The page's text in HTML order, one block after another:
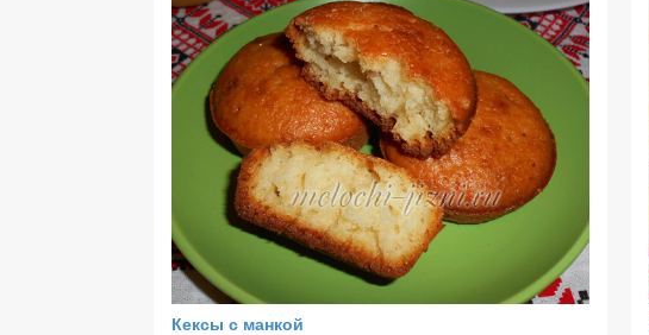
Кексы с манкой